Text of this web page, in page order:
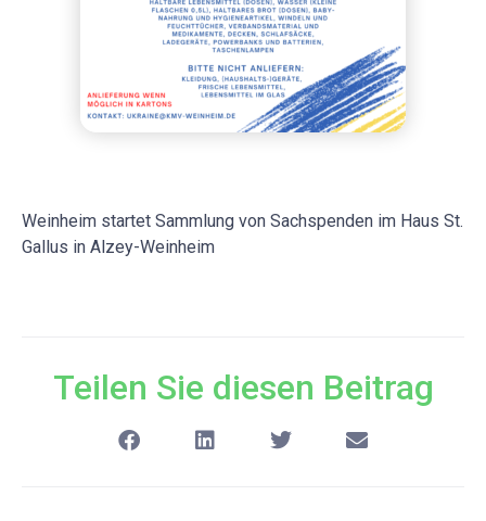
Weinheim startet Sammlung von Sachspenden im Haus St.
Gallus in Alzey-Weinheim
Teilen Sie diesen Beitrag